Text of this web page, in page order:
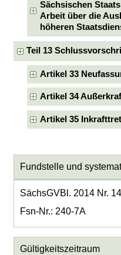
Sächsischen
Arbeit über die
höheren
Teil 13
Artikel 33
Artikel 34
Artikel 35
Fundstelle und
SächsGVBl. 2014 Nr.
Fsn-Nr.: 240-7A
Gültigkeitszeitraum